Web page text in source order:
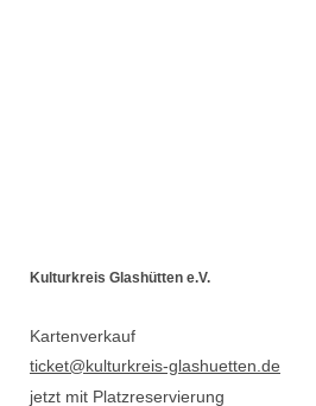
Kulturkreis Glashütten e.V.
Kartenverkauf
ticket@kulturkreis-glashuetten.de
jetzt mit Platzreservierung